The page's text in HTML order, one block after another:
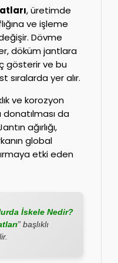
, üretimde
ve işleme
Dövme
döküm jantlara
gösterir ve bu
sıralarda yer alır.
ve korozyon
da
ağırlığı,
global
etki eden
İskele Nedir?
” başlıklı